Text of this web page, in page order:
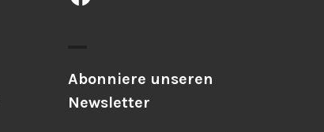
Abonniere unseren
Newsletter